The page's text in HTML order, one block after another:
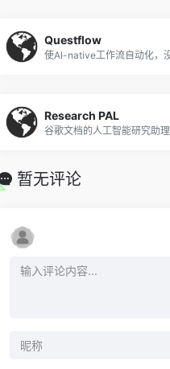
Questflow
Research PAL
谷歌文档的人工智能研究助理
暂无评论